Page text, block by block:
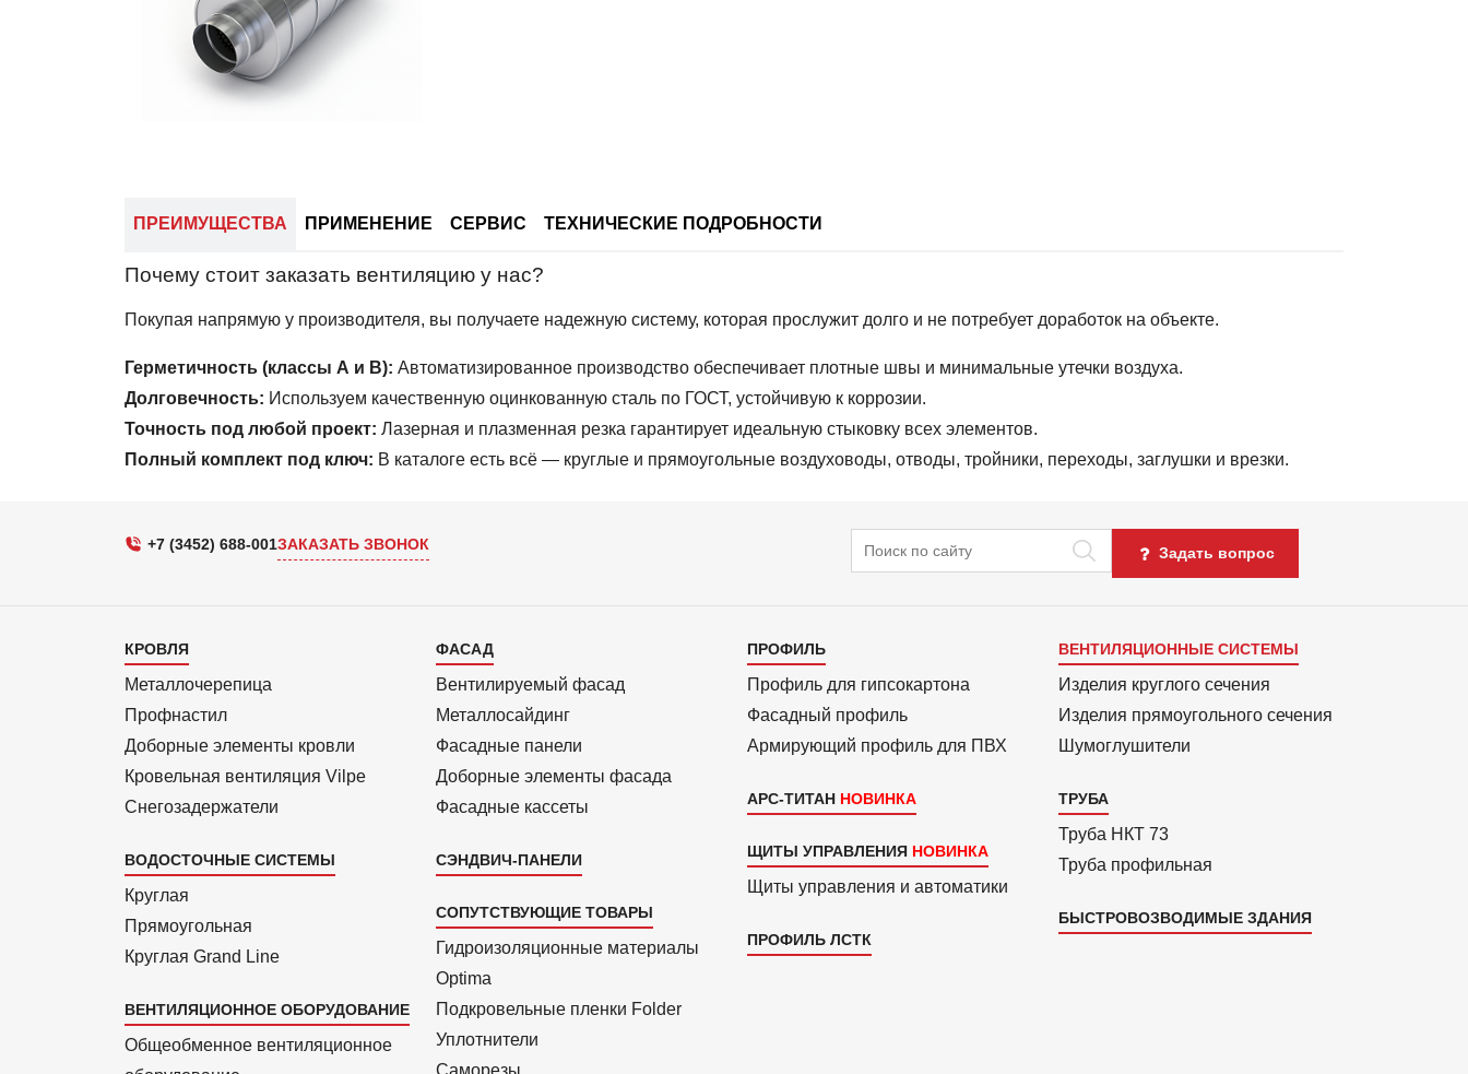
ПРЕИМУЩЕСТВА ПРИМЕНЕНИЕ СЕРВИС ТЕХНИЧЕСКИЕ ПОДРОБНОСТИ
Почему стоит заказать вентиляцию у нас?
Покупая напрямую у производителя, вы получаете надежную систему, которая прослужит долго и не потребует доработок на объекте.
Герметичность (классы А и В): Автоматизированное производство обеспечивает плотные швы и минимальные утечки воздуха.
Долговечность: Используем качественную оцинкованную сталь по ГОСТ, устойчивую к коррозии.
Точность под любой проект: Лазерная и плазменная резка гарантирует идеальную стыковку всех элементов.
Полный комплект под ключ: В каталоге есть всё — круглые и прямоугольные воздуховоды, отводы, тройники, переходы, заглушки и врезки.
+7 (3452) 688-001ЗАКАЗАТЬ ЗВОНОК Поиск Задать вопрос
Каталог
1
КРОВЛЯ
Металлочерепица
Профнастил
Доборные элементы кровли
Кровельная вентиляция Vilpe
Снегозадержатели
ВОДОСТОЧНЫЕ СИСТЕМЫ
Круглая
Прямоуголь­ная
Круглая Grand Line
ВЕНТИЛЯЦИОННОЕ ОБОРУДОВАНИЕ
Общеобменное вентиляционное
Каталог
2
ФАСАД
Вентилиру­емый фасад
Металло­сайдинг
Фасадные панели
Доборные элементы фасада
Фасадные кассеты
СЭНДВИЧ-ПАНЕЛИ
СОПУТСТВУЮЩИЕ ТОВАРЫ
Гидроизоля­ционные материалы
Optima
Подкровель­ные пленки Folder
Уплотнители
Каталог
3
ПРОФИЛЬ
Профиль для гипсо­картона
Фасадный профиль
Армиру­ю­щий профиль для ПВХ
АРС-ТИТАН
ЩИТЫ УПРАВЛЕНИЯ
Щиты управления и автоматики
ПРОФИЛЬ ЛСТК
Каталог
4
ВЕНТИЛЯЦИОННЫЕ СИСТЕМЫ
Изделия круглого сечения
Изделия прямоуголь­ного сечения
Шумоглушители
ТРУБА
Труба НКТ 73
Труба профильная
БЫСТРОВОЗВОДИМЫЕ ЗДАНИЯ